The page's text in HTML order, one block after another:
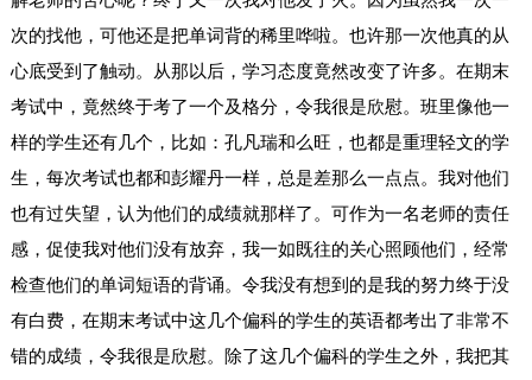
次的找他，可他还是把单词背的稀里哗啦。也许那一次他真的从
心底受到了触动。从那以后，学习态度竟然改变了许多。在期末
考试中，竟然终于考了一个及格分，令我很是欣慰。班里像他一
样的学生还有几个，比如：孔凡瑞和么旺，也都是重理轻文的学
生，每次考试也都和彭耀丹一样，总是差那么一点点。我对他们
也有过失望，认为他们的成绩就那样了。可作为一名老师的责任
感，促使我对他们没有放弃，我一如既往的关心照顾他们，经常
检查他们的单词短语的背诵。令我没有想到的是我的努力终于没
有白费，在期末考试中这几个偏科的学生的英语都考出了非常不
错的成绩，令我很是欣慰。除了这几个偏科的学生之外，我把其